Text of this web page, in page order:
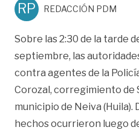
RP REDACCIÓN PDM
Sobre las 2:30 de la tarde
septiembre, las
contra agentes de la
Corozal, corregimiento de
municipio de Neiva
hechos ocurrieron luego